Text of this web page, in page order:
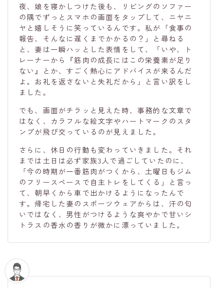
夜、娘を寝かしつけた後も、リビングのソファー
の隅でずっとスマホの画面をタップして、ニヤニ
ヤと嬉しそうに笑っているんです。私が「食事の
報告、そんなに遅くまでかかるの？」と尋ねる
と、妻は一瞬ハッとした表情をして、「いや、ト
レーナーから『筋肉の成長にはこの栄養素が足り
ない』とか、すごく熱心にアドバイスが来るんだ
よ。お礼を返さないと失礼だから」と言い訳をし
ました。
でも、画面がチラッと見えた時、事務的な文章で
はなく、カラフルな絵文字やハートマークのスタ
ンプが飛び交っているのが見えました。
さらに、休日の行動も変わっていきました。それ
までは土日は必ず家族3人で過ごしていたのに、
「今の時期が一番筋肉がつくから、土曜日もジム
のフリースペースで自主トレをしてくる」と言っ
て、朝早くから車で出かけるようになったんで
す。帰宅した妻のスポーツウェアからは、汗の匂
いではなく、男性がつけるような爽やかで甘いシ
トラスの香水の香りが微かに漂っていました。